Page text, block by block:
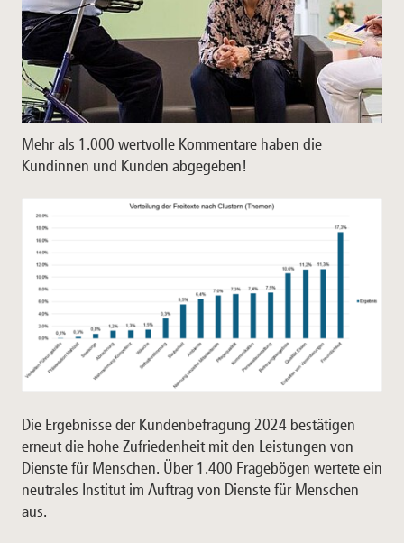
Mehr als 1.000 wertvolle Kommentare haben die
Kundinnen und Kunden abgegeben!
Die Ergebnisse der Kundenbefragung 2024 bestätigen
erneut die hohe Zufriedenheit mit den Leistungen von
Dienste für Menschen. Über 1.400 Fragebögen wertete ein
neutrales Institut im Auftrag von Dienste für Menschen
aus.